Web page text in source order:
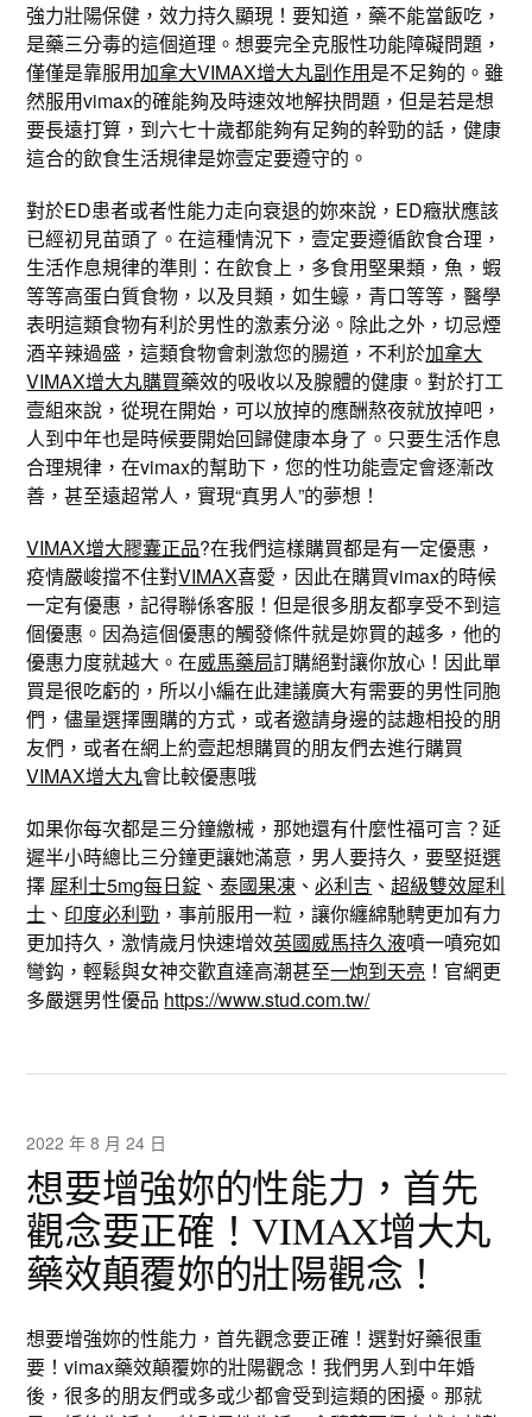
強力壯陽保健，效力持久顯現！要知道，藥不能當飯吃，
是藥三分毒的這個道理。想要完全克服性功能障礙問題，
僅僅是靠服用加拿大VIMAX增大丸副作用是不足夠的。雖
然服用vimax的確能夠及時速效地解抉問題，但是若是想
要長遠打算，到六七十歲都能夠有足夠的幹勁的話，健康
這合的飲食生活規律是妳壹定要遵守的。
對於ED患者或者性能力走向衰退的妳來說，ED癥狀應該
已經初見苗頭了。在這種情況下，壹定要遵循飲食合理，
生活作息規律的準則：在飲食上，多食用堅果類，魚，蝦
等等高蛋白質食物，以及貝類，如生蠔，青口等等，醫學
表明這類食物有利於男性的激素分泌。除此之外，切忌煙
酒辛辣過盛，這類食物會刺激您的腸道，不利於加拿大
VIMAX增大丸購買藥效的吸收以及腺體的健康。對於打工
壹組來說，從現在開始，可以放掉的應酬熬夜就放掉吧，
人到中年也是時候要開始回歸健康本身了。只要生活作息
合理規律，在vimax的幫助下，您的性功能壹定會逐漸改
善，甚至遠超常人，實現“真男人”的夢想！
VIMAX增大膠囊正品?在我們這樣購買都是有一定優惠，
疫情嚴峻擋不住對VIMAX喜愛，因此在購買vimax的時候
一定有優惠，記得聯係客服！但是很多朋友都享受不到這
個優惠。因為這個優惠的觸發條件就是妳買的越多，他的
優惠力度就越大。在威馬藥局訂購絕對讓你放心！因此單
買是很吃虧的，所以小編在此建議廣大有需要的男性同胞
們，儘量選擇團購的方式，或者邀請身邊的誌趣相投的朋
友們，或者在網上約壹起想購買的朋友們去進行購買
VIMAX增大丸會比較優惠哦
如果你每次都是三分鐘繳械，那她還有什麼性福可言？延
遲半小時總比三分鐘更讓她滿意，男人要持久，要堅挺選
擇 犀利士5mg每日錠 、泰國果凍 、必利吉 、超級雙效犀利
士 、 印度必利勁 ，事前服用一粒，讓你纏綿馳騁更加有力
更加持久，激情歲月快速增效英國威馬持久液噴一噴宛如
彎鈎，輕鬆與女神交歡直達高潮甚至一炮到天亮 ！官網更
多嚴選男性優品 https://www.stud.com.tw/
2022 年 8 月 24 日
想要增強妳的性能力，首先
觀念要正確！VIMAX增大丸
藥效顛覆妳的壯陽觀念！
想要增強妳的性能力，首先觀念要正確！選對好藥很重
要！vimax藥效顛覆妳的壯陽觀念！我們男人到中年婚
後，很多的朋友們或多或少都會受到這類的困擾。那就